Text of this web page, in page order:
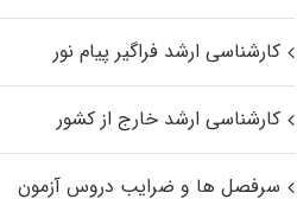
کارشناسی ارشد فراگیر پیام نور
کارشناسی ارشد خارج از کشور
سرفصل ها و ضرایب دروس آزمون